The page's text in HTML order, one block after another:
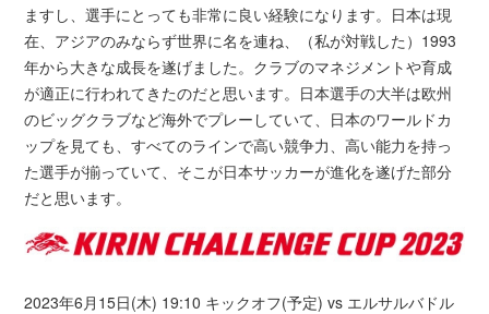
ますし、選手にとっても非常に良い経験になります。日本は現
在、アジアのみならず世界に名を連ね、（私が対戦した）1993
年から大きな成長を遂げました。クラブのマネジメントや育成
が適正に行われてきたのだと思います。日本選手の大半は欧州
のビッグクラブなど海外でプレーしていて、日本のワールドカ
ップを見ても、すべてのラインで高い競争力、高い能力を持っ
た選手が揃っていて、そこが日本サッカーが進化を遂げた部分
だと思います。
2023年6月15日(木) 19:10 キックオフ(予定) vs エルサルバドル